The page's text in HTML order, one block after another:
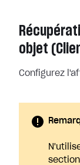
objet
Configurez